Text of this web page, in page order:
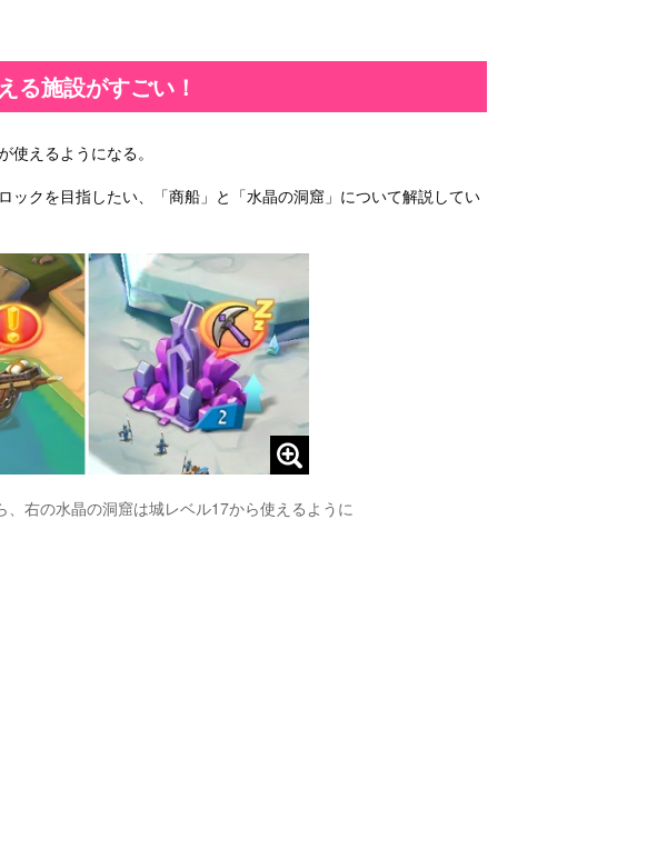
る施設がすごい！
使えるようになる。
ックを目指したい、「商船」と「水晶の洞窟」について解説してい
、右の水晶の洞窟は城レベル17から使えるように